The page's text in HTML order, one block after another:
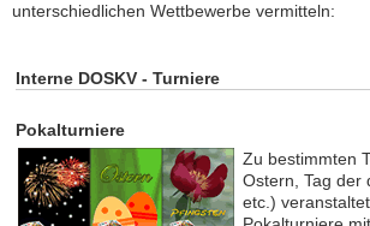
unterschiedlichen Wettbewerbe vermitteln:
Interne DOSKV - Turniere
Pokalturniere
Zu bestimmten
Ostern, Tag der
etc.)